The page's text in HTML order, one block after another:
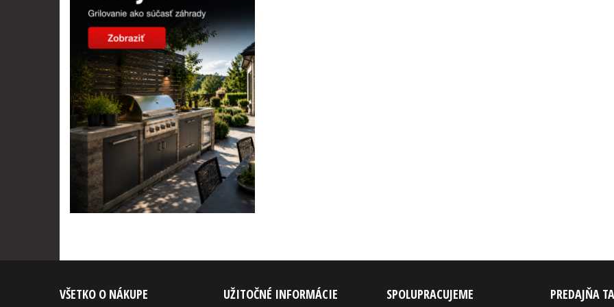
VŠETKO O NÁKUPE UŽITOČNÉ INFORMÁCIE SPOLUPRACUJEME PREDAJŇA